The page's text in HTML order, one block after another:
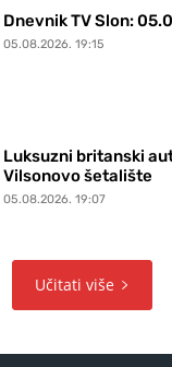
Dnevnik TV Slon:
05.08.2026. 19:15
Luksuzni britanski
Vilsonovo šetalište
05.08.2026. 19:07
Učitati više